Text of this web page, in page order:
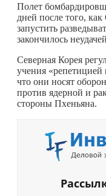
Полет
дней после того,
запустить
закончилось
Северная Корея
учения
что они носят
против ядерной и
стороны Пхеньяна.